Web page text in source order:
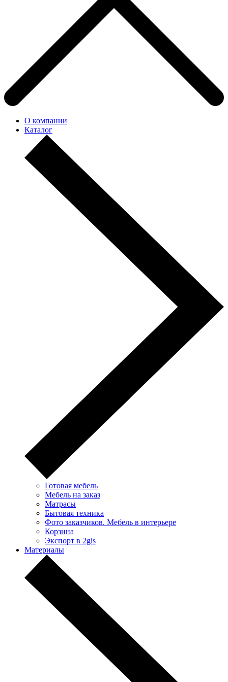
О компании
Каталог
Готовая мебель
Мебель на заказ
Матрасы
Бытовая техника
Фото заказчиков. Мебель в интерьере
Корзина
Экспорт в 2gis
Материалы